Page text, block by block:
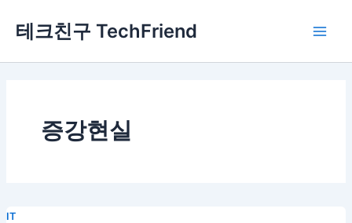
로
테크친구 TechFriend
증강현실
IT